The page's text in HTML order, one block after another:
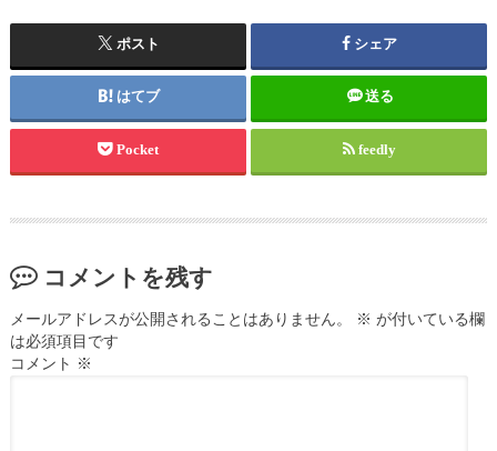
ポスト シェア
はてブ 送る
Pocket feedly
コメントを残す
メールアドレスが公開されることはありません。 ※ が付いている欄
は必須項目です
コメント ※